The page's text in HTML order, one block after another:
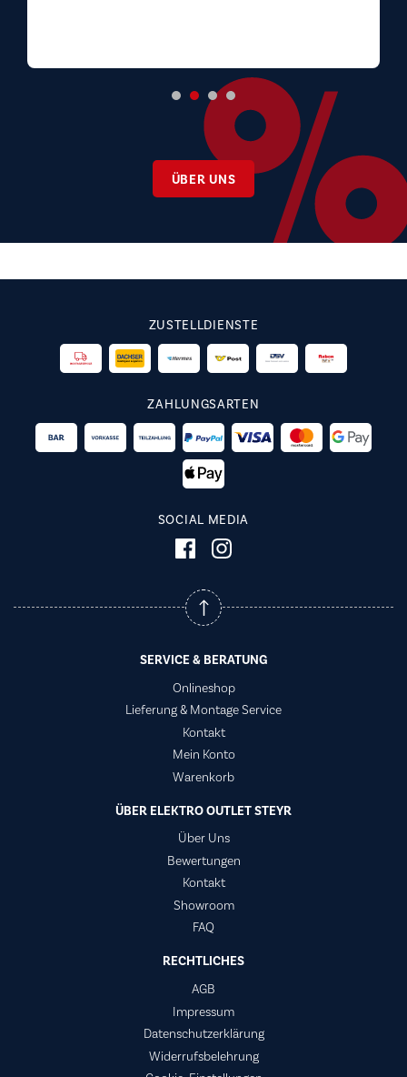
ÜBER UNS
ZUSTELLDIENSTE
ZAHLUNGSARTEN
SOCIAL MEDIA
SERVICE & BERATUNG
Onlineshop
Lieferung & Montage Service
Kontakt
Mein Konto
Warenkorb
ÜBER ELEKTRO OUTLET STEYR
Über Uns
Bewertungen
Kontakt
Showroom
FAQ
RECHTLICHES
AGB
Impressum
Datenschutzerklärung
Widerrufsbelehrung